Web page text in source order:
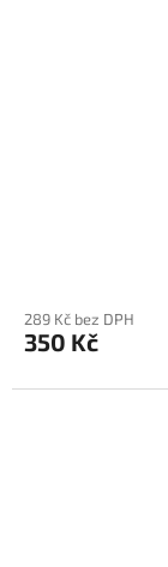
289 Kč bez DPH
350 Kč